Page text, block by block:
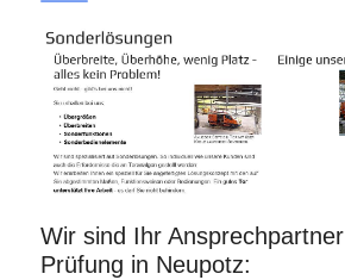
Wir sind Ihr
Prüfung in Neupotz: